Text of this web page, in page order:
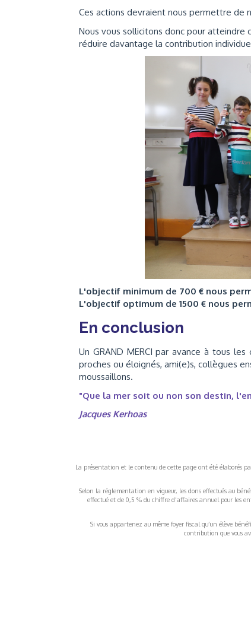
Ces actions devraient nous permettre de
Nous vous sollicitons donc pour
réduire davantage la contribution
L'objectif minimum de 700 € nous
L'objectif optimum de 1500 € nous
En conclusion
Un GRAND MERCI par avance à tous
proches ou éloignés, ami(e)s, collègues
moussaillons.
"Que la mer soit ou non son destin,
Jacques Kerhoas
La présentation et le contenu de cette page ont été élaborés
Selon la réglementation en vigueur, les dons effectués au
effectué et de 0,5 % du chiffre d’affaires annuel pour les
Si vous appartenez au même foyer fiscal qu’un élève
contribution que vous